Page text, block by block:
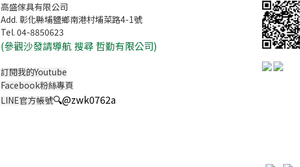
高盛傢具有限公司
Add. 彰化縣埔鹽鄉南港村埔菜路4-1號
Tel. 04-8850623
(參觀沙發請導航 搜尋 哲勤有限公司)
訂閱我的Youtube
Facebook粉絲專頁
LINE官方帳號🔍@zwk0762a